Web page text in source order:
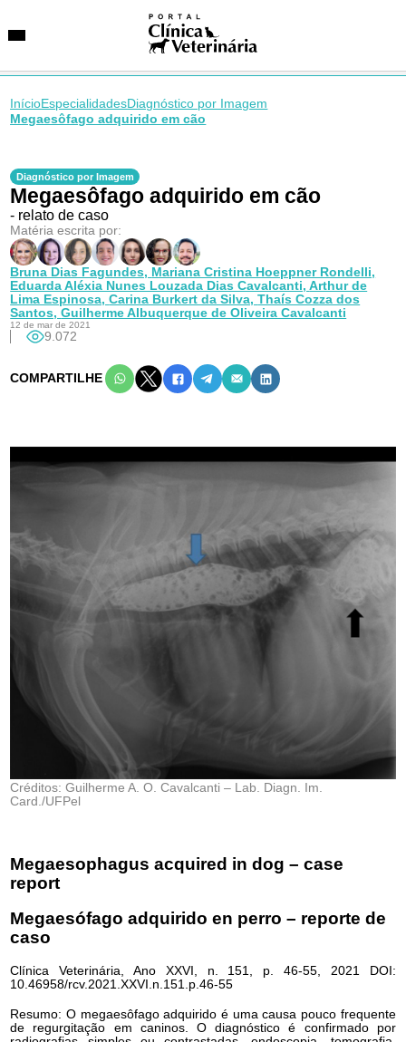
VetAgenda
Especialidades
InícioEspecialidadesDiagnóstico por Imagem
Megaesôfago adquirido em cão
Diagnóstico por Imagem
Megaesôfago adquirido em cão
- relato de caso
Matéria escrita por:
Bruna Dias Fagundes, Mariana Cristina Hoeppner Rondelli,
Eduarda Aléxia Nunes Louzada Dias Cavalcanti,Arthur de
Lima Espinosa,Carina Burkert da Silva,Thaís Cozza dos
Santos,Guilherme Albuquerque de Oliveira Cavalcanti
12 de mar de 2021
9.072
COMPARTILHE
Créditos: Guilherme A. O. Cavalcanti – Lab. Diagn. Im.
Card./UFPel
Megaesophagus acquired in dog – case
report
Megaesófago adquirido en perro – reporte de
caso
Clínica Veterinária, Ano XXVI, n. 151, p. 46-55, 2021 DOI:
10.46958/rcv.2021.XXVI.n.151.p.46-55
Resumo: O megaesôfago adquirido é uma causa pouco frequente
de regurgitação em caninos. O diagnóstico é confirmado por